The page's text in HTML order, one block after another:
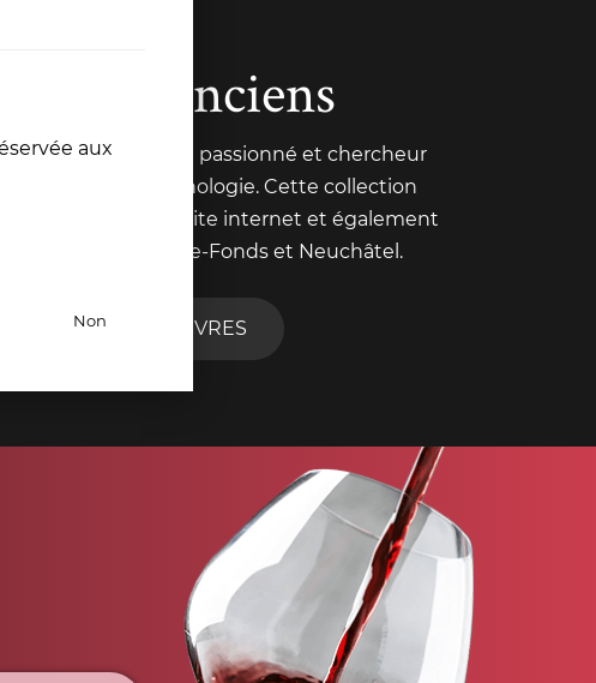
livres anciens
Pochon est un passionné et chercheur
ayant trait à l'œnologie. Cette collection
en vente sur notre site internet et également
de La Chaux-de-Fonds et Neuchâtel.
VOIR TOUS NOS LIVRES
aux
Non